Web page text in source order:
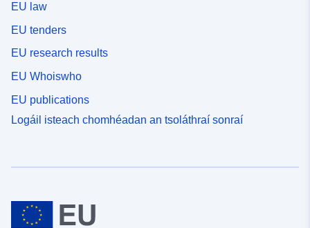
EU law
EU tenders
EU research results
EU Whoiswho
EU publications
Logáil isteach chomhéadan an tsoláthraí sonraí